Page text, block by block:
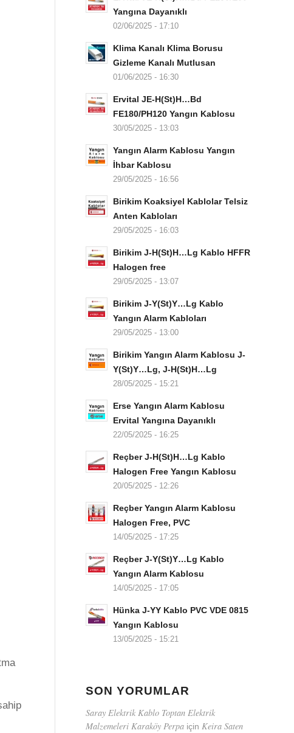
Yangına Dayanıklı
02/06/2025 - 17:10
Klima Kanalı Klima Borusu
Gizleme Kanalı Mutlusan
01/06/2025 - 16:30
Ervital JE-H(St)H…Bd
FE180/PH120 Yangın Kablosu
30/05/2025 - 13:03
Yangın Alarm Kablosu Yangın
İhbar Kablosu
29/05/2025 - 16:56
Birikim Koaksiyel Kablolar Telsiz
Anten Kabloları
29/05/2025 - 16:03
Birikim J-H(St)H…Lg Kablo HFFR
Halogen free
29/05/2025 - 13:07
Birikim J-Y(St)Y…Lg Kablo
Yangın Alarm Kabloları
29/05/2025 - 13:00
Birikim Yangın Alarm Kablosu J-
Y(St)Y…Lg, J-H(St)H…Lg
28/05/2025 - 15:21
Erse Yangın Alarm Kablosu
Ervital Yangına Dayanıklı
22/05/2025 - 16:25
Reçber J-H(St)H…Lg Kablo
Halogen Free Yangın Kablosu
20/05/2025 - 12:26
Reçber Yangın Alarm Kablosu
Halogen Free, PVC
14/05/2025 - 17:25
Reçber J-Y(St)Y…Lg Kablo
Yangın Alarm Kablosu
14/05/2025 - 17:05
Hünka J-YY Kablo PVC VDE 0815
Yangın Kablosu
13/05/2025 - 15:21
SON YORUMLAR
Saray Elektrik Kablo Toptan Elektrik
Malzemeleri Karaköy Perpa için Keira Saten